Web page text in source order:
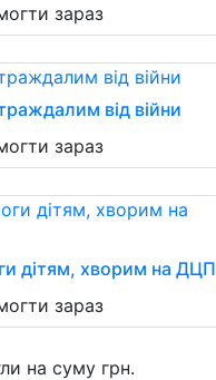
зараз
від війни
зараз
дітям, хворим на ДЦП
зараз
на суму грн.